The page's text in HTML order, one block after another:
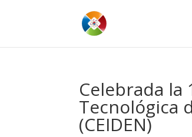
Celebrada la
Tecnológica
(CEIDEN)